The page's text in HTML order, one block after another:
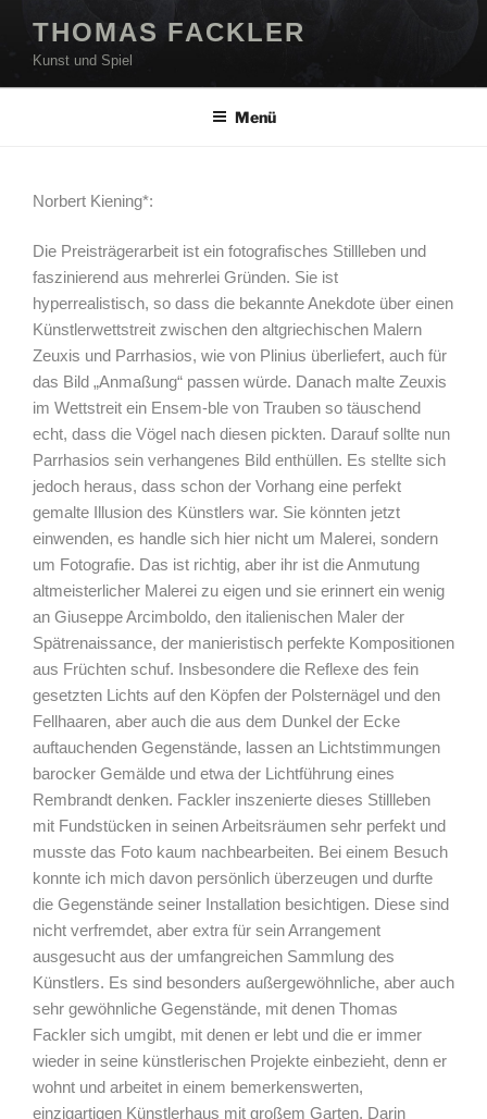
springen
THOMAS FACKLER
Kunst und Spiel
Menü
Norbert Kiening*:
Die Preisträgerarbeit ist ein fotografisches Stillleben und
faszinierend aus mehrerlei Gründen. Sie ist
hyperrealistisch, so dass die bekannte Anekdote über einen
Künstlerwettstreit zwischen den altgriechischen Malern
Zeuxis und Parrhasios, wie von Plinius überliefert, auch für
das Bild „Anmaßung“ passen würde. Danach malte Zeuxis
im Wettstreit ein Ensem-ble von Trauben so täuschend
echt, dass die Vögel nach diesen pickten. Darauf sollte nun
Parrhasios sein verhangenes Bild enthüllen. Es stellte sich
jedoch heraus, dass schon der Vorhang eine perfekt
gemalte Illusion des Künstlers war. Sie könnten jetzt
einwenden, es handle sich hier nicht um Malerei, sondern
um Fotografie. Das ist richtig, aber ihr ist die Anmutung
altmeisterlicher Malerei zu eigen und sie erinnert ein wenig
an Giuseppe Arcimboldo, den italienischen Maler der
Spätrenaissance, der manieristisch perfekte Kompositionen
aus Früchten schuf. Insbesondere die Reflexe des fein
gesetzten Lichts auf den Köpfen der Polsternägel und den
Fellhaaren, aber auch die aus dem Dunkel der Ecke
auftauchenden Gegenstände, lassen an Lichtstimmungen
barocker Gemälde und etwa der Lichtführung eines
Rembrandt denken. Fackler inszenierte dieses Stillleben
mit Fundstücken in seinen Arbeitsräumen sehr perfekt und
musste das Foto kaum nachbearbeiten. Bei einem Besuch
konnte ich mich davon persönlich überzeugen und durfte
die Gegenstände seiner Installation besichtigen. Diese sind
nicht verfremdet, aber extra für sein Arrangement
ausgesucht aus der umfangreichen Sammlung des
Künstlers. Es sind besonders außergewöhnliche, aber auch
sehr gewöhnliche Gegenstände, mit denen Thomas
Fackler sich umgibt, mit denen er lebt und die er immer
wieder in seine künstlerischen Projekte einbezieht, denn er
wohnt und arbeitet in einem bemerkenswerten,
einzigartigen Künstlerhaus mit großem Garten. Darin